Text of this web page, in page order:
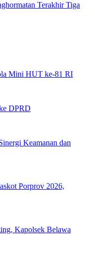
Terakhir Tiga
Mini HUT ke-81 RI
DPRD
Keamanan dan
Porprov 2026,
Kapolsek Belawa